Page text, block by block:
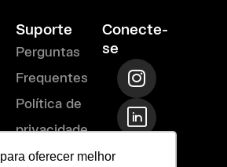
oferecer melhor
Suporte
Perguntas
Frequentes
Política de
privacidade
Termos de
Conecte-
se
I
n
s
t
T
i
-
l
R
i
-
m